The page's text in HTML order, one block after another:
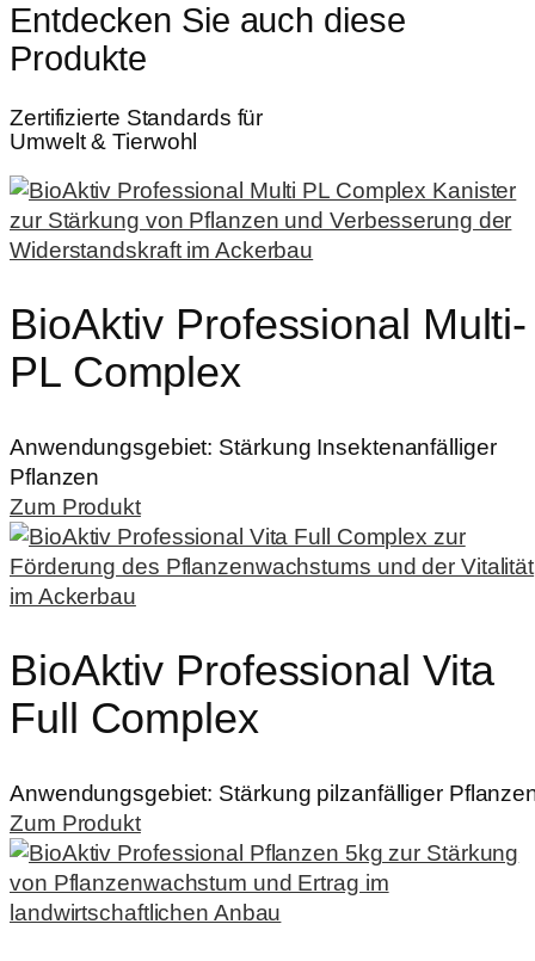
Entdecken Sie auch diese
Produkte
Zertifizierte Standards für
Umwelt & Tierwohl
BioAktiv Professional Multi-
PL Complex
Anwendungsgebiet: Stärkung Insektenanfälliger
Pflanzen
Zum Produkt
BioAktiv Professional Vita
Full Complex
Anwendungsgebiet: Stärkung pilzanfälliger
Zum Produkt